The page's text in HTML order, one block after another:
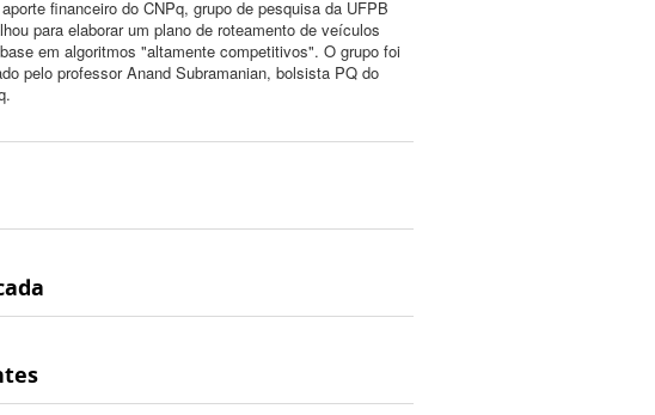
financeiro do CNPq, grupo de pesquisa da UFPB
para elaborar um plano de roteamento de veículos
em algoritmos "altamente competitivos". O grupo foi
pelo professor Anand Subramanian, bolsista PQ do